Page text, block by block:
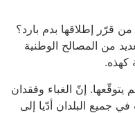
قرّر إطلاقها بدم بارد؟
من المصالح الوطنية
كهذه.
إنّ الغباء وفقدان
جميع البلدان أدّيا إلى